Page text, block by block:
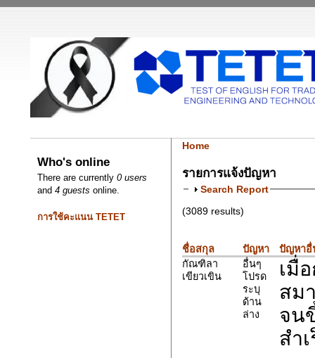
Who's online
There are currently0 users
and4 guests online.
การใช้คะแนน TETET
Home
รายการแจ้งปัญหา
Search Report
(3089 results)
ชื่อสกุล ปัญหา
ปัญหาอื่
กัณฑิลา
เขียวเขิน
อื่นๆ
โปรด
ระบุ
ด้าน
ล่าง
เมื่
สม
จน
สำ